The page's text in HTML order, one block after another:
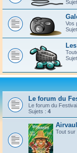
Vos
Le forum du
Le forum du
Sujets : 4
Tout sur